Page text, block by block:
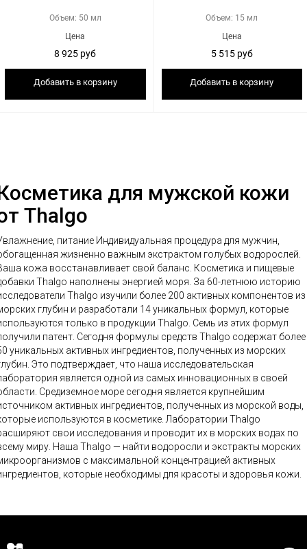
Объем: 50 мл
Цена
8 925 руб
Добавить в корзину
Объем: 15 мл
Цена
5 515 руб
Добавить в корзину
для мужской кожи
Thalgo
питание Индивидуальная процедура для мужчин,
жизненно важным экстрактом голубых водорослей.
кожа восстанавливает свой баланс. Косметика и пищевые
Thalgo наполнены энергией моря. За 60-летнюю историю
Thalgo изучили более 200 активных компонентов из
глубин и разработали 14 уникальных формул, которые
только в продукции Thalgo. Семь из этих формул
патент. Сегодня формулы средств Thalgo содержат более
уникальных активных ингредиентов, полученных из морских
Это подтверждает, что наша исследовательская
является одной из самых инновационных в своей
Средиземное море сегодня является крупнейшим
активных ингредиентов, полученных из морской воды,
используются в косметике. Лаборатории Thalgo
свои исследования и проводит их в морских водах по
миру. Наша Thalgo — найти водоросли и экстракты морских
с максимальной концентрацией активных
которые необходимы для красоты и здоровья кожи.